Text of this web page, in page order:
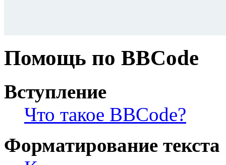
Помощь по BBCode
Вступление
Что такое BBCode?
Форматирование текста